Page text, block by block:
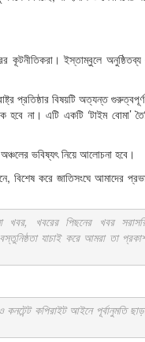
কূটনীতিকরা। ইস্তাম্বুলে
প্রতিষ্ঠার বিষয়টি অত্যন্ত
হবে না। এটি একটি ‘টাইম বোমা’
ভবিষ্যৎ নিয়ে আলোচনা হবে।
বিশেষ করে জাতিসংঘে আমাদের
খবরের পিছনের খবর
যাচাই করে আমরা তা
কপিরাইট আইনে পূর্বানুমতি